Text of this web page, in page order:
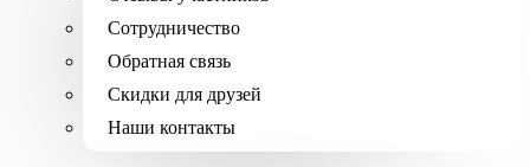
Сотрудничество
Обратная связь
Скидки для друзей
Наши контакты